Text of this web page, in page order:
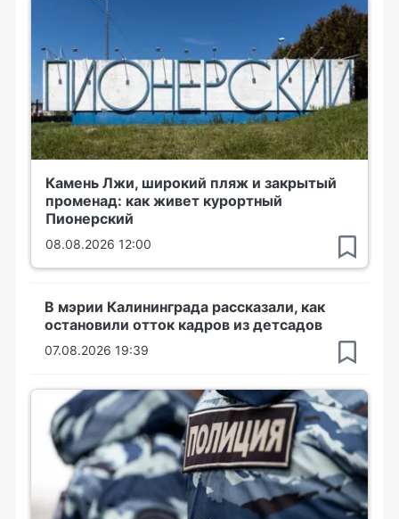
Камень Лжи, широкий пляж и закрытый
променад: как живет курортный
Пионерский
08.08.2026 12:00
В мэрии Калининграда рассказали, как
остановили отток кадров из детсадов
07.08.2026 19:39